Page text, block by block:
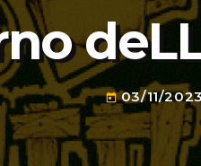
today 03/11/2023